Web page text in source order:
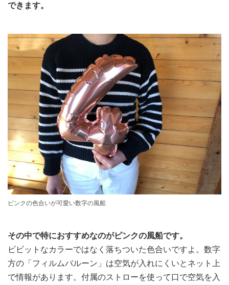
できます。
ピンクの色合いが可愛い数字の風船
その中で特におすすめなのがピンクの風船です。
ビビットなカラーではなく落ちついた色合いですよ。数字
方の「フィルムバルーン」は空気が入れにくいとネット上
で情報があります。付属のストローを使って口で空気を入